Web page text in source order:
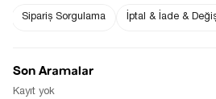
Notify me when
Notify Me When Available
Sipariş Sorgulama İptal & İade &
Son Aramalar
Kayıt yok